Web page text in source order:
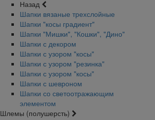
Назад
Шапки вязаные трехслойные
Шапки "косы градиент"
Шапки "Мишки", "Кошки", "Дино"
Шапки с декором
Шапки с узором "косы"
Шапки с узором "резинка"
Шапки с узором "косы"
Шапки с шевроном
Шапки со светоотражающим
элементом
Шлемы (полушерсть)